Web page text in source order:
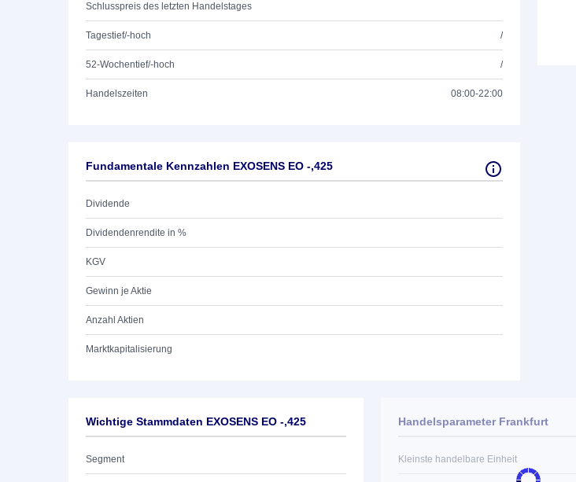
Schlusspreis des letzten Handelstages
Tagestief/-hoch /
52-Wochentief/-hoch /
Handelszeiten 08:00-22:00
Fundamentale Kennzahlen EXOSENS EO -,425
Dividende
Dividendenrendite in %
KGV
Gewinn je Aktie
Anzahl Aktien
Marktkapitalisierung
Wichtige Stammdaten EXOSENS EO -,425
Segment
Handelsparameter Frankfurt
Kleinste handelbare Einheit